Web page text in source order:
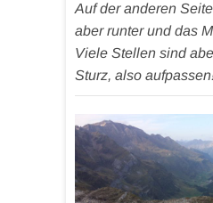
Auf der anderen
aber runter und das
Viele Stellen sind
Sturz, also